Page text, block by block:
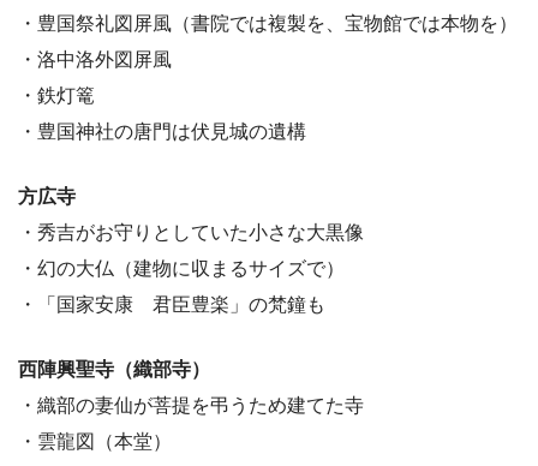
・豊国祭礼図屏風（書院では複製を、宝物館では本物を）
・洛中洛外図屏風
・鉄灯篭
・豊国神社の唐門は伏見城の遺構
方広寺
・秀吉がお守りとしていた小さな大黒像
・幻の大仏（建物に収まるサイズで）
・「国家安康 君臣豊楽」の梵鐘も
西陣興聖寺（織部寺）
・織部の妻仙が菩提を弔うため建てた寺
・雲龍図（本堂）